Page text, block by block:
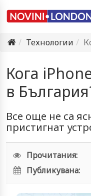
Технологии
Кога
в
Все още не са
пристигнат
Прочитания:
Публикувана: